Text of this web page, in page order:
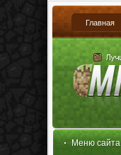
Главная
Меню сайта